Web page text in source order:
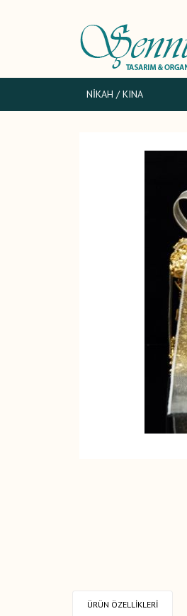
NIKAH / KINA
ÜRÜN ÖZELLIKLERI